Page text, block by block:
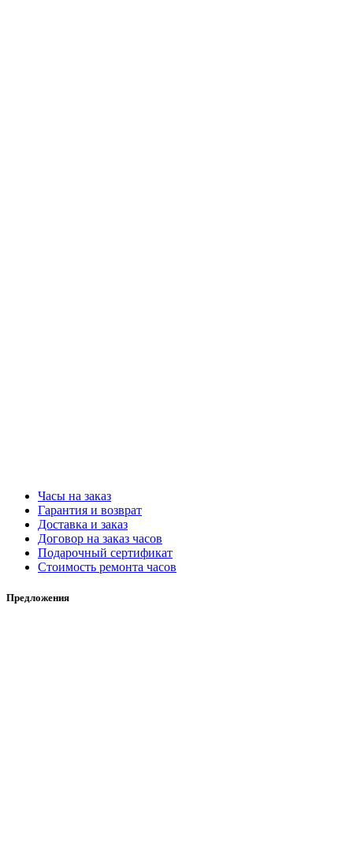
Часы на заказ
Гарантия и возврат
Доставка и заказ
Договор на заказ часов
Подарочный сертификат
Стоимость ремонта часов
Предложения